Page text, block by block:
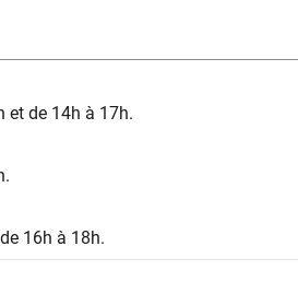
calcaire à Cruas, tout était réuni pour
les paysages volcaniques.
du Rhône, tout en découvrant les
de Rochemaure.
en juillet et août.
et de 14h à 17h.
16h à 18h.